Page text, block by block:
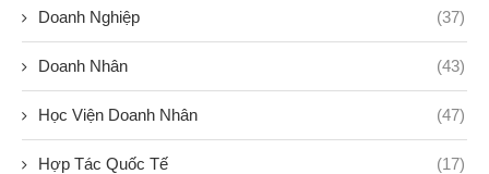
Doanh Nghiệp (37)
Doanh Nhân (43)
Học Viện Doanh Nhân (47)
Hợp Tác Quốc Tế (17)